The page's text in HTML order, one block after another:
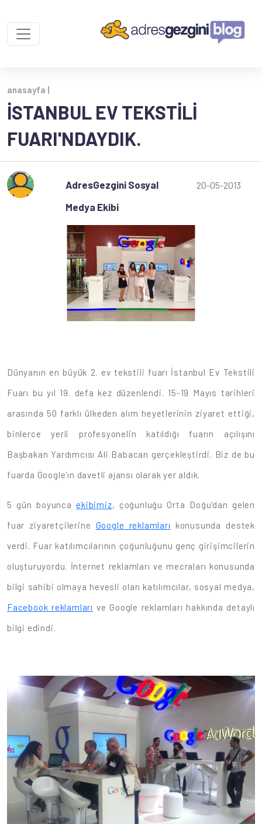
anasayfa |
İSTANBUL EV TEKSTILI
FUARI'NDAYDIK.
AdresGezgini Sosyal
Medya Ekibi
20-05-2013
Dünyanın en büyük 2. ev tekstili fuarı İstanbul Ev Tekstili
Fuarı bu yıl 19. defa kez düzenlendi. 15-19 Mayıs tarihleri
arasında 50 farklı ülkeden alım heyetlerinin ziyaret ettiği,
binlerce yerli profesyonelin katıldığı fuarın açılışını
Başbakan Yardımcısı Ali Babacan gerçekleştirdi. Biz de bu
fuarda Google'ın davetli ajansı olarak yer aldık.
5 gün boyuncaekibimiz, çoğunluğu Orta Doğu'dan gelen
fuar ziyaretçilerine Google reklamları konusunda destek
verdi. Fuar katılımcılarının çoğunluğunu genç girişimcilerin
oluşturuyordu. İnternet reklamları ve mecraları konusunda
bilgi sahibi olmaya hevesli olan katılımcılar, sosyal medya,
Facebook reklamları ve Google reklamları hakkında detaylı
bilgi edindi.